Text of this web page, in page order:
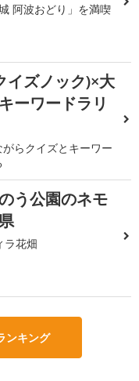
阿波おどり」を満喫
ズノック)×大
ーワードラリ
らクイズとキーワー
う公園のネモ
ラ花畑
ンキング